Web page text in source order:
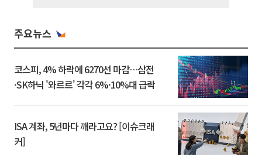
주요뉴스
코스피, 4% 하락에 6270선 마감…삼전
·SK하닉 '와르르' 각각 6%·10%대 급락
ISA 계좌, 5년마다 깨라고요? [이슈크래
커]